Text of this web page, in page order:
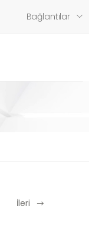
Bağlantılar
İleri